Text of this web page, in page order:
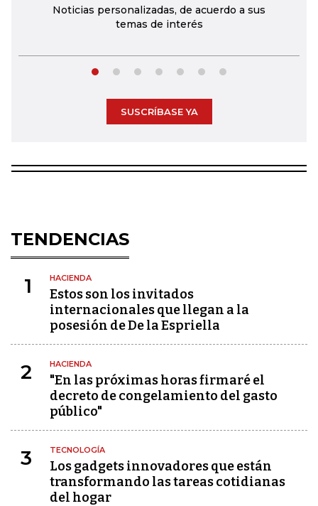
Noticias personalizadas, de acuerdo a sus
temas de interés
SUSCRÍBASE YA
TENDENCIAS
1 HACIENDA
Estos son los invitados
internacionales que llegan a la
posesión de De la Espriella
2 HACIENDA
"En las próximas horas firmaré el
decreto de congelamiento del gasto
público"
3 TECNOLOGÍA
Los gadgets innovadores que están
transformando las tareas cotidianas
del hogar